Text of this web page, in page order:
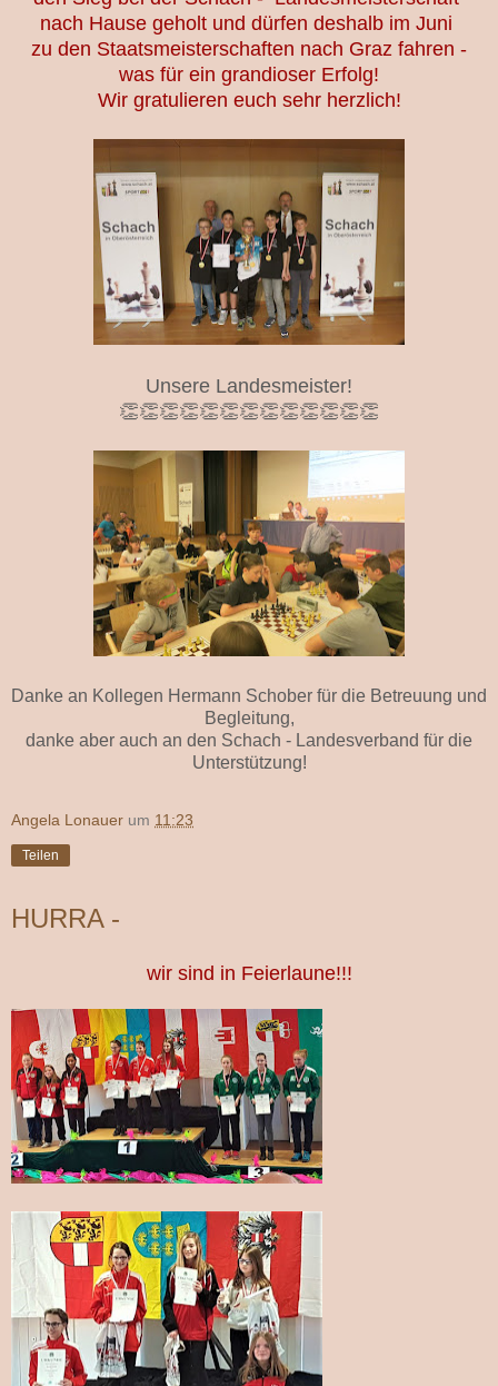
nach Hause geholt und dürfen deshalb im Juni
zu den Staatsmeisterschaften nach Graz fahren -
was für ein grandioser Erfolg!
Wir gratulieren euch sehr herzlich!
Unsere Landesmeister!
👏👏👏👏👏👏👏👏👏👏👏👏👏
Danke an Kollegen Hermann Schober für die Betreuung und
Begleitung,
danke aber auch an den Schach - Landesverband für die
Unterstützung!
Angela Lonauer um 11:23
Teilen
HURRA -
wir sind in Feierlaune!!!